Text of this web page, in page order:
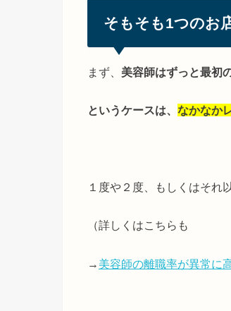
そもそも1つのお
まず、 美容師はずっと最初
というケースは、 なかなか
１度や２度、もしくはそれ
（詳しくはこちらも
→ 美容師の離職率が異常に